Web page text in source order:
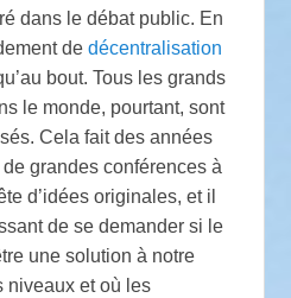
dans le débat public. En
dedécentralisation
bout. Tous les grands
le monde, pourtant, sont
Cela fait des années
grandes conférences à
d’idées originales, et il
de se demander si le
une solution à notre
niveaux et où les